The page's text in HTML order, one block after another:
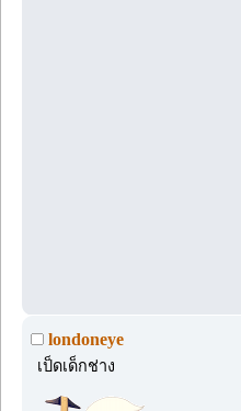
londoneye
เป็ดเด็กช่าง